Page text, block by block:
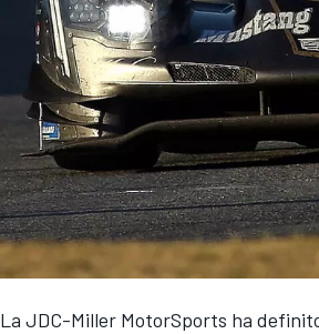
La JDC-Miller MotorSports ha